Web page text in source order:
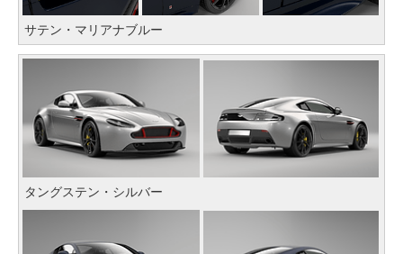
サテン・マリアナブルー
タングステン・シルバー